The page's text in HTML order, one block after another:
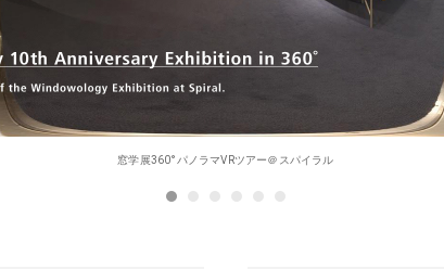
窓学展360°パノラマVRツアー＠スパイラル